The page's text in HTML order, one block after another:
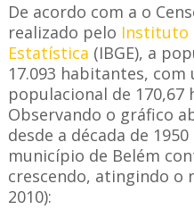
De acordo com a o
realizado pelo Instituto
Estatística (IBGE), a
17.093 habitantes, com
populacional de 170,67
Observando o gráfico
desde a década de
município de Belém
crescendo, atingindo o
2010):